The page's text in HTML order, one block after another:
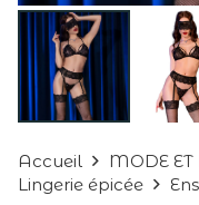
Accueil MODE ET
Lingerie épicée